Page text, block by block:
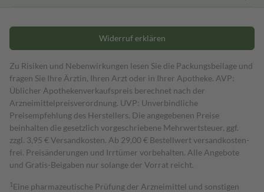
Widerruf erklären
Zu Risiken und Nebenwirkungen lesen Sie die Packungsbeilage und
fragen Sie Ihre Ärztin, Ihren Arzt oder in Ihrer Apotheke. AVP:
Üblicher Apothekenverkaufspreis berechnet nach der
Arzneimittelpreisverordnung. UVP: Unverbindliche
Preisempfehlung des Herstellers. Die angegebenen Preise
beinhalten die gesetzlich vorgeschriebene Mehrwertsteuer, ggf.
zzgl. 3,95 € Versandkosten. Ab 29,00 € Bestell­wert versand­kosten­
frei. Preisänderungen und Irrtümer vorbehalten. Alle Angebote
und Gratis-Beigaben nur solange der Vorrat reicht.
1 Eine pharmazeutische Prüfung der Arzneimittel und sonstigen